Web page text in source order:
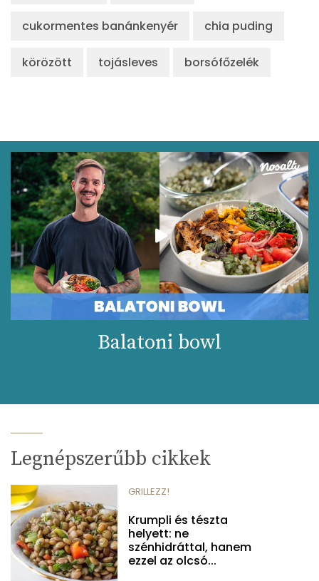
cukormentes banánkenyér chia puding
körözött tojásleves borsófőzelék
Balatoni bowl
Legnépszerűbb cikkek
GRILLEZZ!
Krumpli és tészta
helyett: ne
szénhidráttal, hanem
ezzel az olcsó...